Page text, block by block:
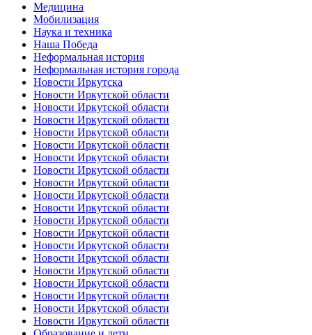
Медицина
Мобилизация
Наука и техника
Наша Победа
Неформальная история
Неформальная история города
Новости Иркутска
Новости Иркутской области
Новости Иркутской области
Новости Иркутской области
Новости Иркутской области
Новости Иркутской области
Новости Иркутской области
Новости Иркутской области
Новости Иркутской области
Новости Иркутской области
Новости Иркутской области
Новости Иркутской области
Новости Иркутской области
Новости Иркутской области
Новости Иркутской области
Новости Иркутской области
Новости Иркутской области
Новости Иркутской области
Новости Иркутской области
Новости Иркутской области